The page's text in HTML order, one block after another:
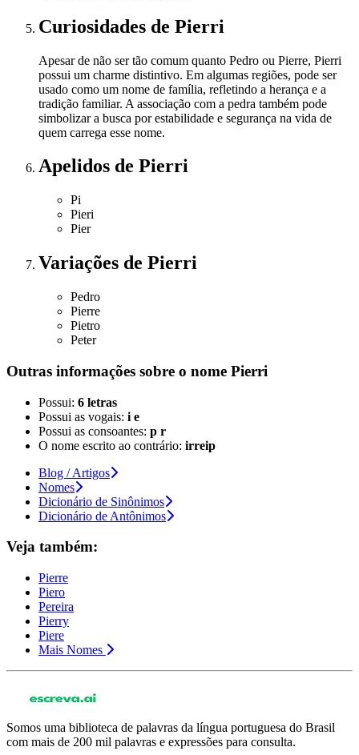
Curiosidades de Pierri
Apesar de não ser tão comum quanto Pedro ou Pierre, Pierri
possui um charme distintivo. Em algumas regiões, pode ser
usado como um nome de família, refletindo a herança e a
tradição familiar. A associação com a pedra também pode
simbolizar a busca por estabilidade e segurança na vida de
quem carrega esse nome.
Apelidos de Pierri
Pi
Pieri
Pier
Variações de Pierri
Pedro
Pierre
Pietro
Peter
Outras informações sobre o nome Pierri
Possui: 6 letras
Possui as vogais: i e
Possui as consoantes: p r
O nome escrito ao contrário: irreip
Blog / Artigos
Nomes
Dicionário de Sinônimos
Dicionário de Antônimos
Veja também:
Pierre
Piero
Pereira
Pierry
Piere
Mais Nomes
Somos uma biblioteca de palavras da língua portuguesa do Brasil
com mais de 200 mil palavras e expressões para consulta.